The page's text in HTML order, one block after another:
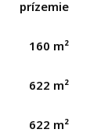
prízemie
160 m²
622 m²
622 m²